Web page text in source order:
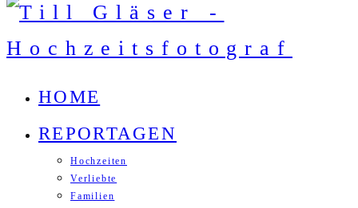
HOME
REPORTAGEN
Hochzeiten
Verliebte
Familien